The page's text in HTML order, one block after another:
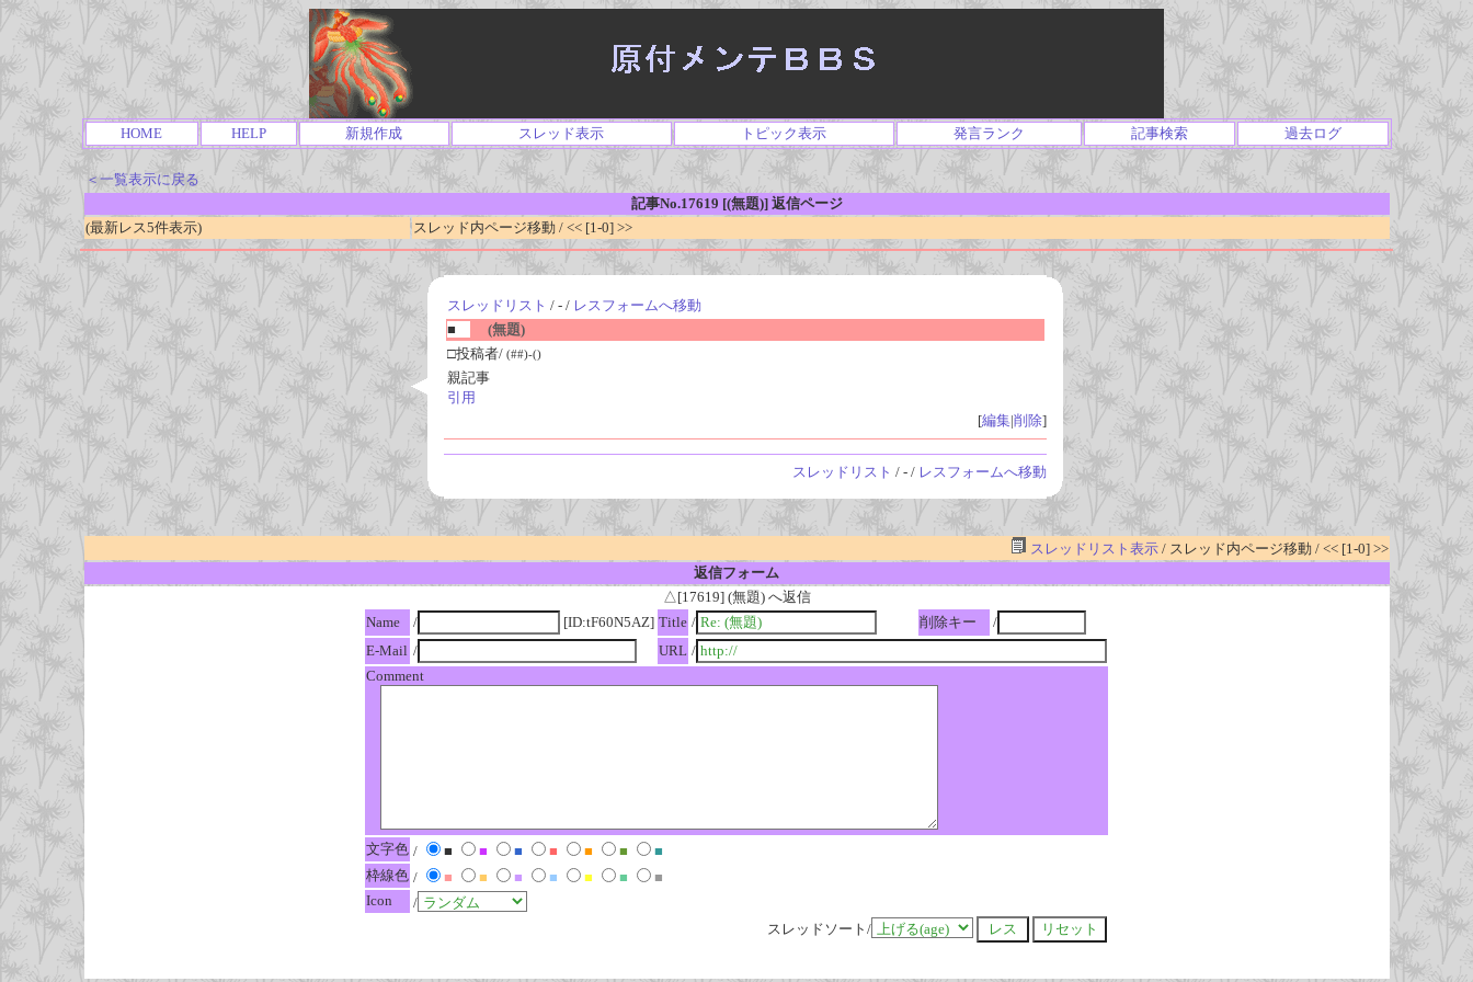
HOME HELP 新規作成 スレッド表示 トピック表示 発言ランク 記事検索 過去ログ
＜一覧表示に戻る
記事No.17619 [(無題)] 返信ページ
(最新レス5件表示)
スレッド内ページ移動 / << [1-0] >>
スレッドリスト / - / レスフォームへ移動
■
(無題)
□投稿者/ (##)-()
親記事
引用
[編集|削除]
スレッドリスト / - / レスフォームへ移動
スレッドリスト表示/ スレッド内ページ移動 / << [1-0] >>
返信フォーム
△[17619] (無題) へ返信
Name
/ [ID:tF60N5AZ] Title / 削除キー
/
E-Mail / URL /
Comment
文字色 / ■ ■ ■ ■ ■ ■
■
枠線色 / ■ ■ ■ ■ ■ ■
■
Icon
/
スレッドソート/